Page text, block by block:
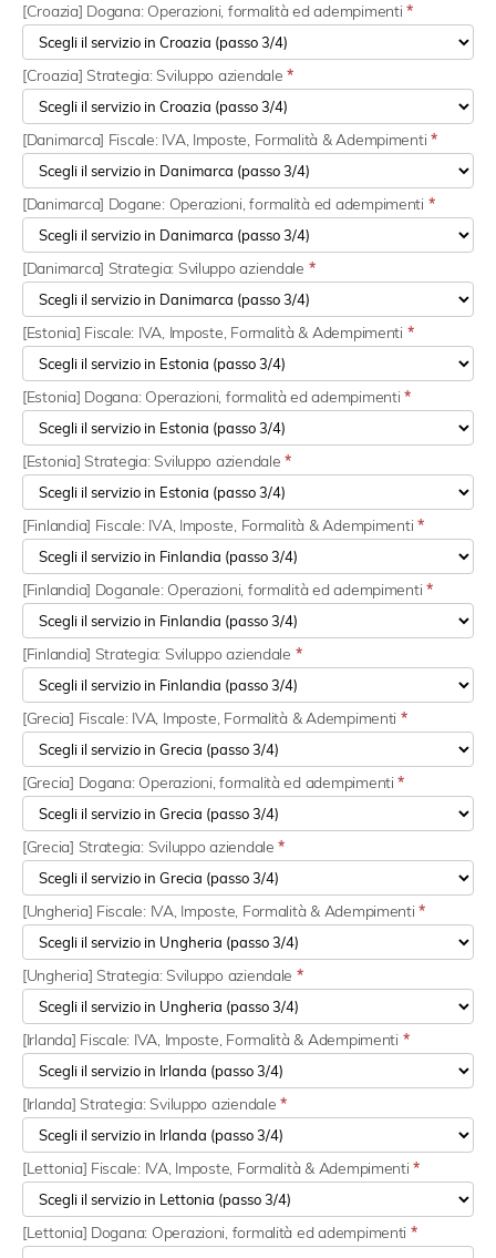
[Croazia] Dogana: Operazioni, formalità ed adempimenti*
[Croazia] Strategia: Sviluppo aziendale*
[Danimarca] Fiscale: IVA, Imposte, Formalità & Adempimenti*
[Danimarca] Dogane: Operazioni, formalità ed adempimenti *
[Danimarca] Strategia: Sviluppo aziendale *
[Estonia] Fiscale: IVA, Imposte, Formalità & Adempimenti *
[Estonia] Dogana: Operazioni, formalità ed adempimenti*
[Estonia] Strategia: Sviluppo aziendale*
[Finlandia] Fiscale: IVA, Imposte, Formalità & Adempimenti*
[Finlandia] Doganale: Operazioni, formalità ed adempimenti*
[Finlandia] Strategia: Sviluppo aziendale *
[Grecia] Fiscale: IVA, Imposte, Formalità & Adempimenti *
[Grecia] Dogana: Operazioni, formalità ed adempimenti*
[Grecia] Strategia: Sviluppo aziendale*
[Ungheria] Fiscale: IVA, Imposte, Formalità & Adempimenti*
[Ungheria] Strategia: Sviluppo aziendale *
[Irlanda] Fiscale: IVA, Imposte, Formalità & Adempimenti *
[Irlanda] Strategia: Sviluppo aziendale*
[Lettonia] Fiscale: IVA, Imposte, Formalità & Adempimenti*
[Lettonia] Dogana: Operazioni, formalità ed adempimenti *